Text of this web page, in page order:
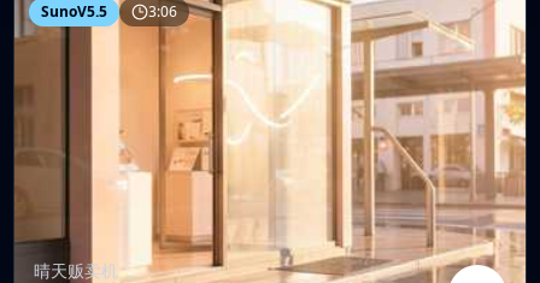
SunoV5.5 3:06
晴天贩卖机